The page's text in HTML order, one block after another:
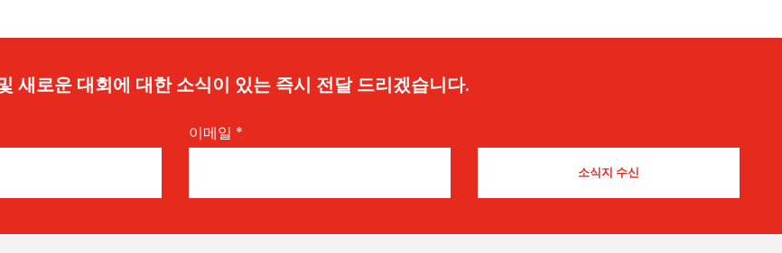
새로운 대회에 대한 소식이 있는 즉시 전달 드리겠습니다.
이메일 *